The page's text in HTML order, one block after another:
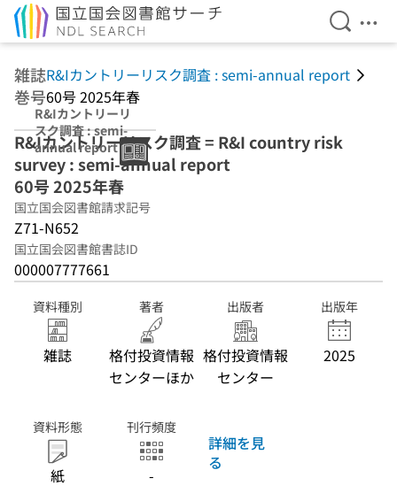
検索を
メ
雑誌R&Iカントリーリスク調査 : semi-annual report
巻号60号 2025年春
R&Iカントリーリ
スク調査 : semi-
annual report 60
号 2025年春
R&Iカントリーリスク調査 = R&I country risk
survey : semi-annual report
60号 2025年春
国立国会図書館請求記号
Z71-N652
国立国会図書館書誌ID
000007777661
資料種別
雑誌
著者
格付投資情報
センターほか
出版者
格付投資情報
センター
出版年
2025
資料形態
紙
刊行頻度
-
詳細を見
る